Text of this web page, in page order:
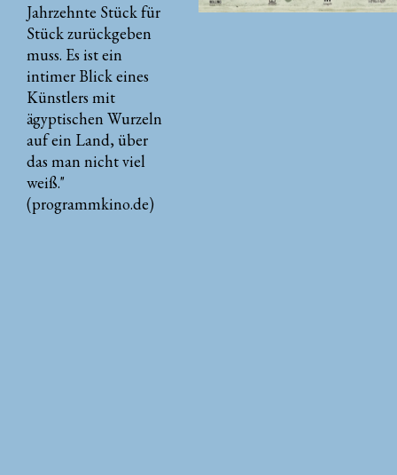
Jahrzehnte Stück für
Stück zurückgeben
muss. Es ist ein
intimer Blick eines
Künstlers mit
ägyptischen Wurzeln
auf ein Land, über
das man nicht viel
weiß."
(programmkino.de)